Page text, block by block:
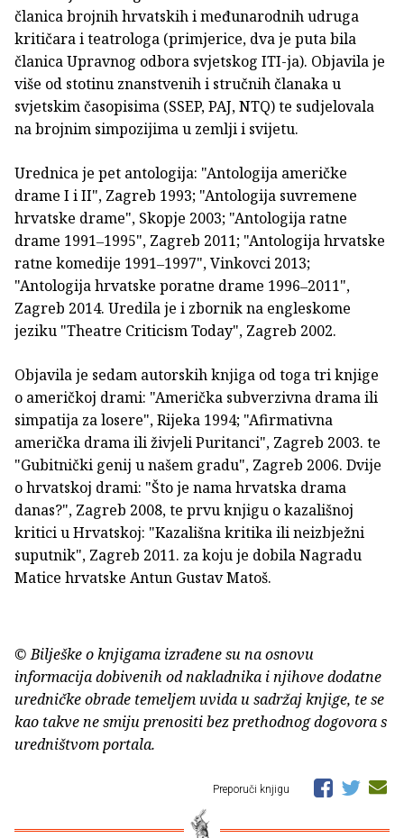
članica brojnih hrvatskih i međunarodnih udruga
kritičara i teatrologa (primjerice, dva je puta bila
članica Upravnog odbora svjetskog ITI-ja). Objavila je
više od stotinu znanstvenih i stručnih članaka u
svjetskim časopisima (SSEP, PAJ, NTQ) te sudjelovala
na brojnim simpozijima u zemlji i svijetu.
Urednica je pet antologija: "Antologija američke
drame I i II", Zagreb 1993; "Antologija suvremene
hrvatske drame", Skopje 2003; "Antologija ratne
drame 1991‒1995", Zagreb 2011; "Antologija hrvatske
ratne komedije 1991‒1997", Vinkovci 2013;
"Antologija hrvatske poratne drame 1996‒2011",
Zagreb 2014. Uredila je i zbornik na engleskome
jeziku "Theatre Criticism Today", Zagreb 2002.
Objavila je sedam autorskih knjiga od toga tri knjige
o američkoj drami: "Američka subverzivna drama ili
simpatija za losere", Rijeka 1994; "Afirmativna
američka drama ili živjeli Puritanci", Zagreb 2003. te
"Gubitnički genij u našem gradu", Zagreb 2006. Dvije
o hrvatskoj drami: "Što je nama hrvatska drama
danas?", Zagreb 2008, te prvu knjigu o kazališnoj
kritici u Hrvatskoj: "Kazališna kritika ili neizbježni
suputnik", Zagreb 2011. za koju je dobila Nagradu
Matice hrvatske Antun Gustav Matoš.
© Bilješke o knjigama izrađene su na osnovu
informacija dobivenih od nakladnika i njihove dodatne
uredničke obrade temeljem uvida u sadržaj knjige, te se
kao takve ne smiju prenositi bez prethodnog dogovora s
uredništvom portala.
Preporuči knjigu